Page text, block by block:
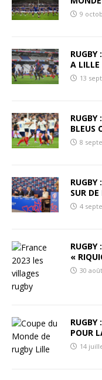
9
RUGBY
A LILLE
13
RUGBY
BLEUS
8
RUGBY
SUR
4
RUGBY
«
30
RUGBY
POUR
14